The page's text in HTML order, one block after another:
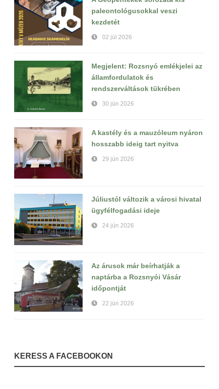
paleontológusokkal veszi
kezdetét
02 júl 2026
Megjelent: Rozsnyó emlékjelei az
államfordulatok és
rendszerváltások tükrében
30 jún 2026
A kastély és a mauzóleum nyáron
hosszabb ideig tart nyitva
29 jún 2026
Júliustól változik a városi hivatal
ügyfélfogadási ideje
24 jún 2026
Az árusok már beírhatják a
naptárba a Rozsnyói Vásár
időpontját
22 jún 2026
KERESS A FACEBOOKON